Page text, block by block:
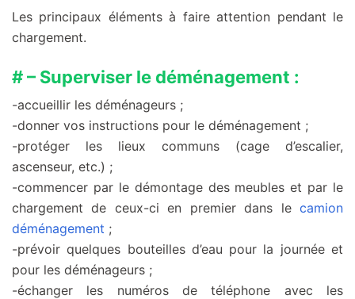
Les principaux éléments à faire attention pendant le
chargement.
# – Superviser le déménagement :
-accueillir les déménageurs ;
-donner vos instructions pour le déménagement ;
-protéger les lieux communs (cage d’escalier,
ascenseur, etc.) ;
-commencer par le démontage des meubles et par le
chargement de ceux-ci en premier dans le camion
déménagement ;
-prévoir quelques bouteilles d’eau pour la journée et
pour les déménageurs ;
-échanger les numéros de téléphone avec les